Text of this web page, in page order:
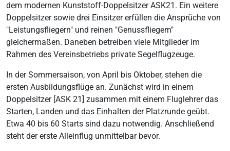
dem modernen Kunststoff-Doppelsitzer ASK21. Ein weitere
Doppelsitzer sowie drei Einsitzer erfüllen die Ansprüche von
"Leistungsfliegern" und reinen "Genussfliegern"
gleichermaßen. Daneben betreiben viele Mitglieder im
Rahmen des Vereinsbetriebs private Segelflugzeuge.
In der Sommersaison, von April bis Oktober, stehen die
ersten Ausbildungsflüge an. Zunächst wird in einem
Doppelsitzer [ASK 21] zusammen mit einem Fluglehrer das
Starten, Landen und das Einhalten der Platzrunde geübt.
Etwa 40 bis 60 Starts sind dazu notwendig. Anschließend
steht der erste Alleinflug unmittelbar bevor.